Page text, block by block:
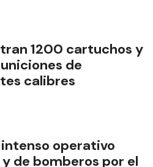
1200 cartuchos y
de
calibres
operativo
de bomberos por el